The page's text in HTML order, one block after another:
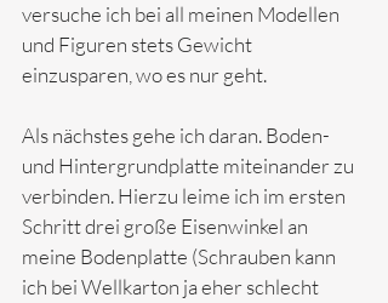
versuche ich bei all meinen Modellen
und Figuren stets Gewicht
einzusparen, wo es nur geht.
Als nächstes gehe ich daran. Boden-
und Hintergrundplatte miteinander zu
verbinden. Hierzu leime ich im ersten
Schritt drei große Eisenwinkel an
meine Bodenplatte (Schrauben kann
ich bei Wellkarton ja eher schlecht